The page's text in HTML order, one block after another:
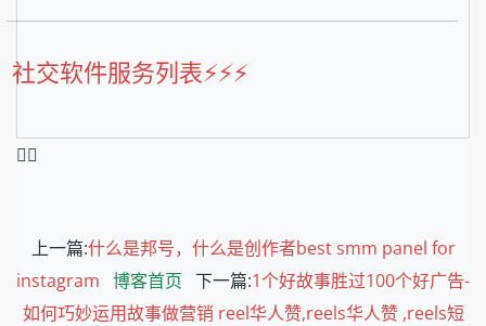
社交软件服务列表⚡️⚡️⚡️
❤️‍🔥
上一篇:什么是邦号，什么是创作者best smm panel for
instagram 博客首页 下一篇:1个好故事胜过100个好广告-
如何巧妙运用故事做营销 reel华人赞,reels华人赞 ,reels短